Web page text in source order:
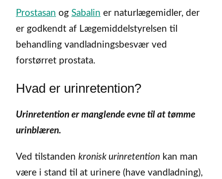
Prostasan og Sabalin er naturlægemidler, der
er godkendt af Lægemiddelstyrelsen til
behandling vandladningsbesvær ved
forstørret prostata.
Hvad er urinretention?
Urinretention er manglende evne til at tømme
urinblæren.
Ved tilstanden kronisk urinretention kan man
være i stand til at urinere (have vandladning),